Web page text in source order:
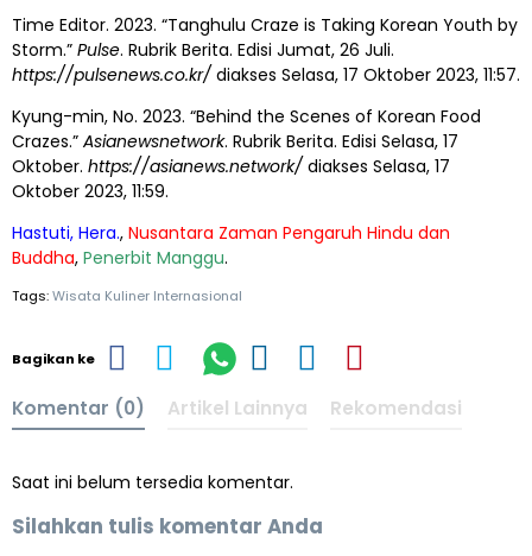
Time Editor. 2023. “Tanghulu Craze is Taking Korean Youth by
Storm.” Pulse. Rubrik Berita. Edisi Jumat, 26 Juli.
https://pulsenews.co.kr/ diakses Selasa, 17 Oktober 2023, 11:57.
Kyung-min, No. 2023. “Behind the Scenes of Korean Food
Crazes.” Asianewsnetwork. Rubrik Berita. Edisi Selasa, 17
Oktober. https://asianews.network/ diakses Selasa, 17
Oktober 2023, 11:59.
Hastuti, Hera., Nusantara Zaman Pengaruh Hindu dan
Buddha, Penerbit Manggu.
Tags:Wisata Kuliner Internasional
Bagikan ke
Komentar (0) Artikel Lainnya Rekomendasi
Saat ini belum tersedia komentar.
Silahkan tulis komentar Anda